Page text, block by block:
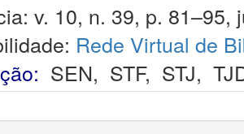
v. 10, n. 39, p. 81–95,
Rede Virtual de
SEN, STF, STJ,